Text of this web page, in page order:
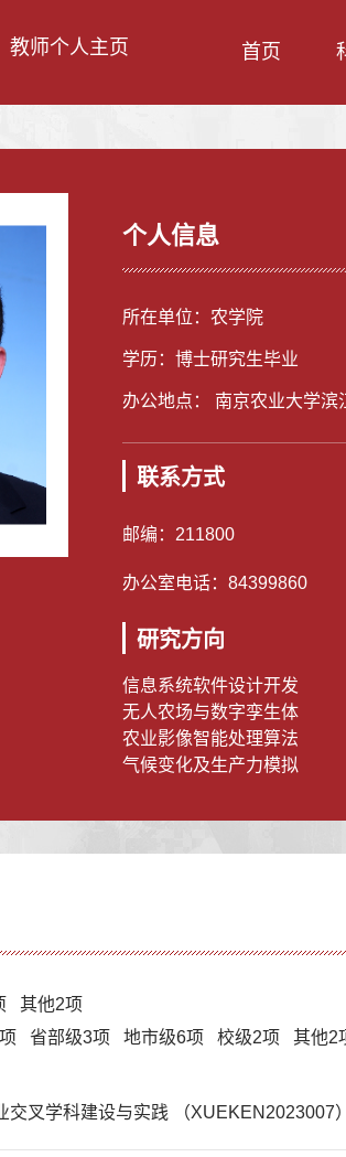
教师个人主页 首页
个人信息
所在单位：农学院
学历：博士研究生毕业
办公地点： 南京农业大学滨
联系方式
邮编： 211800
办公室电话： 84399860
研究方向
信息系统软件设计开发
无人农场与数字孪生体
农业影像智能处理算法
气候变化及生产力模拟
其他2项
项 省部级3项 地市级6项 校级2项 其他2
交叉学科建设与实践 （XUEKEN2023007